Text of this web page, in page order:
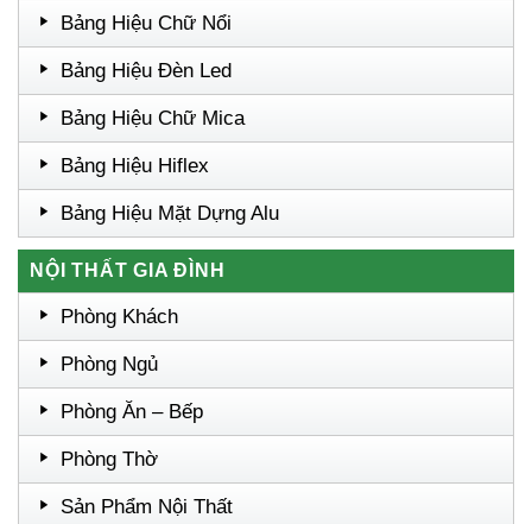
Bảng Hiệu Chữ Nổi
Bảng Hiệu Đèn Led
Bảng Hiệu Chữ Mica
Bảng Hiệu Hiflex
Bảng Hiệu Mặt Dựng Alu
NỘI THẤT GIA ĐÌNH
Phòng Khách
Phòng Ngủ
Phòng Ăn – Bếp
Phòng Thờ
Sản Phẩm Nội Thất